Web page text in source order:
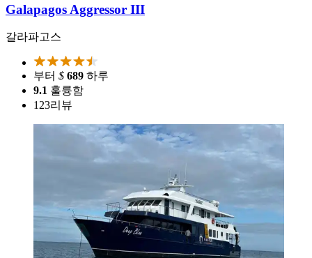
Galapagos Aggressor III
갈라파고스
부터 $ 689 하루
9.1 훌륭함
123리뷰